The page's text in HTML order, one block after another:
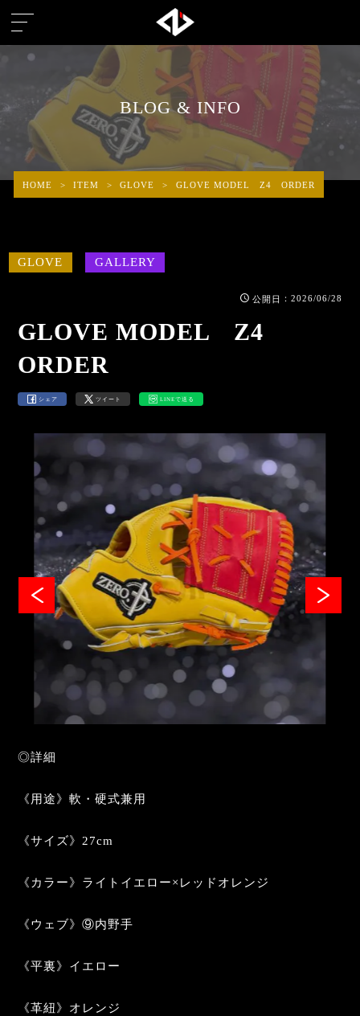
BLOG & INFO
HOME > ITEM > GLOVE > GLOVE MODEL Z4 ORDER
GLOVE GALLERY
公開日 ：2026/06/28
GLOVE MODEL Z4
ORDER
シェア ツイート LINEで送る
◎詳細
《用途》軟・硬式兼用
《サイズ》27cm
《カラー》ライトイエロー×レッドオレンジ
《ウェブ》⑨内野手
《平裏》イエロー
《革紐》オレンジ